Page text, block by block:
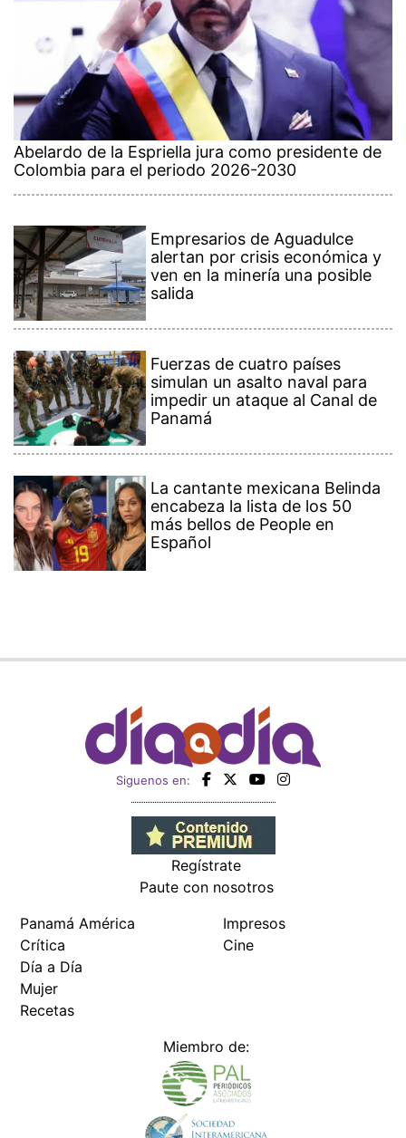
Abelardo de la Espriella jura como presidente de
Colombia para el periodo 2026-2030
Empresarios de Aguadulce
alertan por crisis económica y
ven en la minería una posible
salida
Fuerzas de cuatro países
simulan un asalto naval para
impedir un ataque al Canal de
Panamá
La cantante mexicana Belinda
encabeza la lista de los 50
más bellos de People en
Español
Siguenos en:
Regístrate
Paute con nosotros
Panamá América
Crítica
Día a Día
Mujer
Recetas
Impresos
Cine
Miembro de: